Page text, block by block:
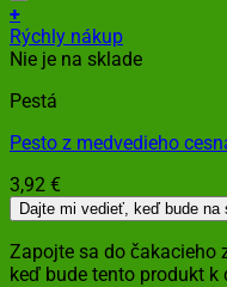
+
Rýchly nákup
Nie je na sklade
Pestá
Pesto z medvedieho
3,92 €
Dajte mi vedieť, keď bude na
Zapojte sa do čakacieho
keď bude tento produkt k